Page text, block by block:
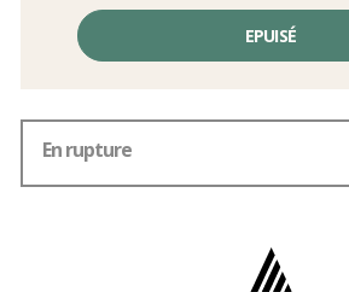
unitaire,
EPUISÉ
En rupture